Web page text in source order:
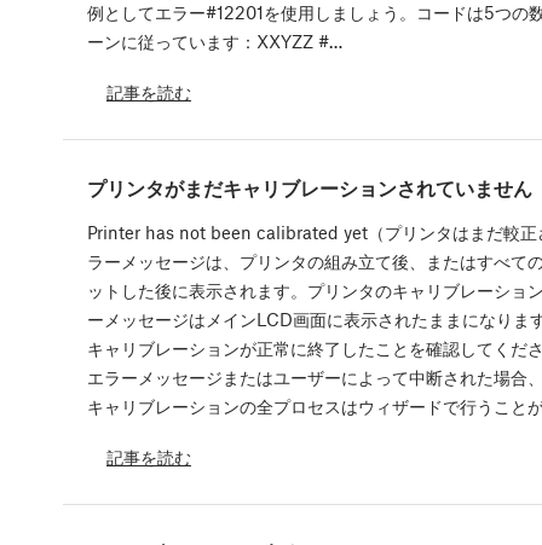
例としてエラー#12201を使用しましょう。コードは5つの
ーンに従っています：XXYZZ #…
記事を読む
プリンタがまだキャリブレーションされていません
Printer has not been calibrated yet（プリンタはまだ較正
ラーメッセージは、プリンタの組み立て後、またはすべて
ットした後に表示されます。プリンタのキャリブレーショ
ーメッセージはメインLCD画面に表示されたままになりま
キャリブレーションが正常に終了したことを確認してくだ
エラーメッセージまたはユーザーによって中断された場合
キャリブレーションの全プロセスはウィザードで行うこと
記事を読む